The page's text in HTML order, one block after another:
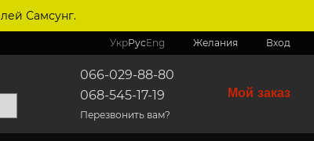
Самсунг.
УкрРусEng Желания Вход
066-029-88-80
068-545-17-19
Перезвонить вам?
Мой заказ